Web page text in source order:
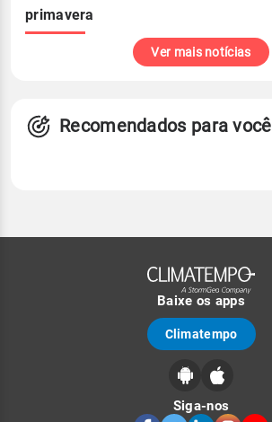
primavera
Ver mais notícias
Recomendados para você
Baixe os apps
Climatempo
Siga-nos